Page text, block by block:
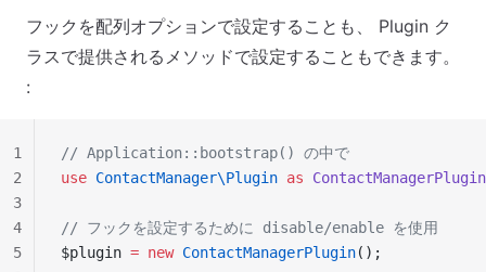
フックを配列オプションで設定することも、 Plugin ク
ラスで提供されるメソッドで設定することもできます。
:
// Application::bootstrap() の中で
use ContactManager\Plugin as ContactManagerPlugin
// フックを設定するために disable/enable を使用
$plugin = new ContactManagerPlugin();
1
2
3
4
5